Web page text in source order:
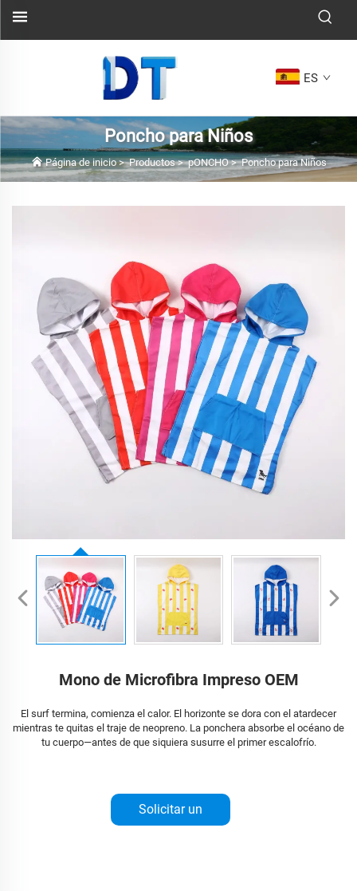
ES
Poncho para Niños
Página de inicio>Productos>pONCHO>Poncho para Niños
Mono de Microfibra Impreso OEM
El surf termina, comienza el calor. El horizonte se dora con el atardecer
mientras te quitas el traje de neopreno. La ponchera absorbe el océano de
tu cuerpo—antes de que siquiera susurre el primer escalofrío.
Solicitar un